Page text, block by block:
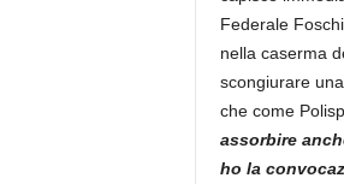
Federale
nella caserma
scongiurare
che come
assorbire
ho la